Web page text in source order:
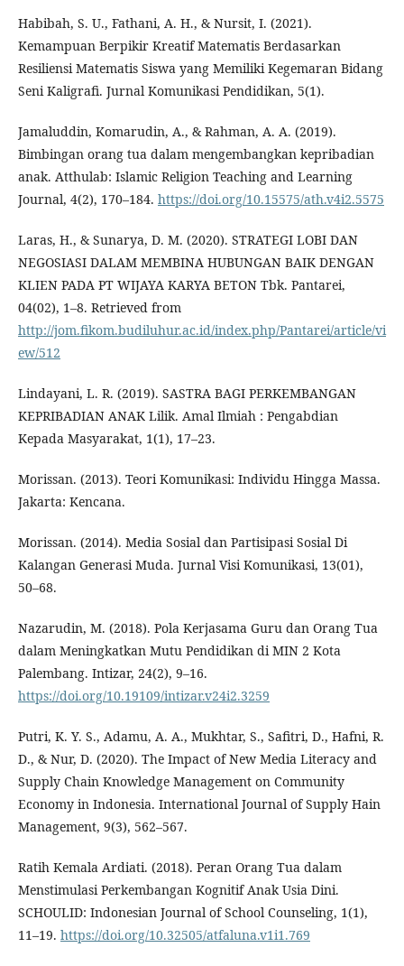
Habibah, S. U., Fathani, A. H., & Nursit, I. (2021).
Kemampuan Berpikir Kreatif Matematis Berdasarkan
Resiliensi Matematis Siswa yang Memiliki Kegemaran Bidang
Seni Kaligrafi. Jurnal Komunikasi Pendidikan, 5(1).
Jamaluddin, Komarudin, A., & Rahman, A. A. (2019).
Bimbingan orang tua dalam mengembangkan kepribadian
anak. Atthulab: Islamic Religion Teaching and Learning
Journal, 4(2), 170–184. https://doi.org/10.15575/ath.v4i2.5575
Laras, H., & Sunarya, D. M. (2020). STRATEGI LOBI DAN
NEGOSIASI DALAM MEMBINA HUBUNGAN BAIK DENGAN
KLIEN PADA PT WIJAYA KARYA BETON Tbk. Pantarei,
04(02), 1–8. Retrieved from
http://jom.fikom.budiluhur.ac.id/index.php/Pantarei/article/vi
ew/512
Lindayani, L. R. (2019). SASTRA BAGI PERKEMBANGAN
KEPRIBADIAN ANAK Lilik. Amal Ilmiah : Pengabdian
Kepada Masyarakat, 1(1), 17–23.
Morissan. (2013). Teori Komunikasi: Individu Hingga Massa.
Jakarta: Kencana.
Morissan. (2014). Media Sosial dan Partisipasi Sosial Di
Kalangan Generasi Muda. Jurnal Visi Komunikasi, 13(01),
50–68.
Nazarudin, M. (2018). Pola Kerjasama Guru dan Orang Tua
dalam Meningkatkan Mutu Pendidikan di MIN 2 Kota
Palembang. Intizar, 24(2), 9–16.
https://doi.org/10.19109/intizar.v24i2.3259
Putri, K. Y. S., Adamu, A. A., Mukhtar, S., Safitri, D., Hafni, R.
D., & Nur, D. (2020). The Impact of New Media Literacy and
Supply Chain Knowledge Management on Community
Economy in Indonesia. International Journal of Supply Hain
Management, 9(3), 562–567.
Ratih Kemala Ardiati. (2018). Peran Orang Tua dalam
Menstimulasi Perkembangan Kognitif Anak Usia Dini.
SCHOULID: Indonesian Journal of School Counseling, 1(1),
11–19. https://doi.org/10.32505/atfaluna.v1i1.769